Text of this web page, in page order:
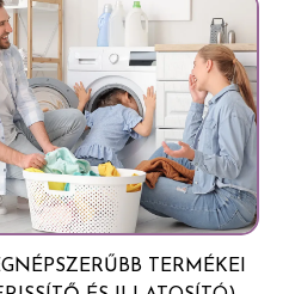
illat
aceton Veszély Rendkívül
túlnyomás
Súlyos
vagy szédülést
esetén tartsa kéznél a
Gyermekektől elzárva
ESETÉN: Több percig
Adott esetben a
ha könnyen megoldható. Az
nem múlik el:
TERMÉKEI